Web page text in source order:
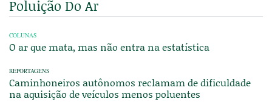
Poluição Do Ar
COLUNAS
O ar que mata, mas não entra na estatística
REPORTAGENS
Caminhoneiros autônomos reclamam de dificuldade
na aquisição de veículos menos poluentes